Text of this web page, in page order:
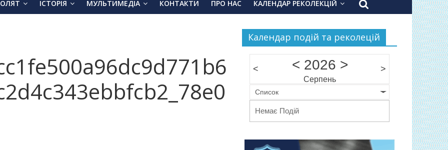
ІСТОРІЯ МУЛЬТИМЕДІА КОНТАКТИ ПРО НАС КАЛЕНДАР РЕКОЛЕКЦІЙ
Календар подій та реколецій
< < 2026 >
Серпень
>
Список
Немає Подій